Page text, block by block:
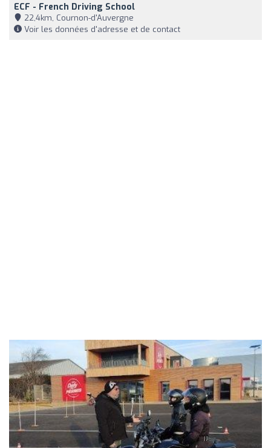
ECF - French Driving School
22,4km, Cournon-d'Auvergne
Voir les données d'adresse et de contact